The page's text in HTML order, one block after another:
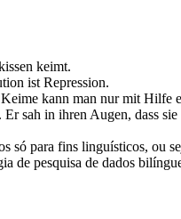
keimt.
ist Repression.
Keime kann man nur mit Hilfe
Er sah in ihren Augen, dass
só para fins linguísticos, ou
de pesquisa de dados